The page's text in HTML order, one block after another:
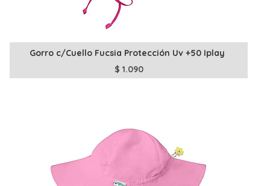
Gorro c/Cuello Fucsia Protección Uv +50 Iplay
$ 1.090